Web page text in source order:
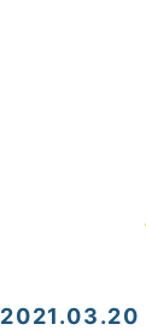
2021.03.20